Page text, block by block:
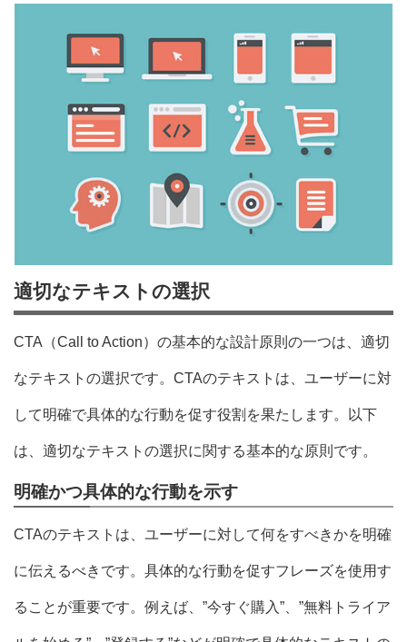
適切なテキストの選択
CTA（Call to Action）の基本的な設計原則の一つは、適切
なテキストの選択です。CTAのテキストは、ユーザーに対
して明確で具体的な行動を促す役割を果たします。以下
は、適切なテキストの選択に関する基本的な原則です。
明確かつ具体的な行動を示す
CTAのテキストは、ユーザーに対して何をすべきかを明確
に伝えるべきです。具体的な行動を促すフレーズを使用す
ることが重要です。例えば、”今すぐ購入”、”無料トライア